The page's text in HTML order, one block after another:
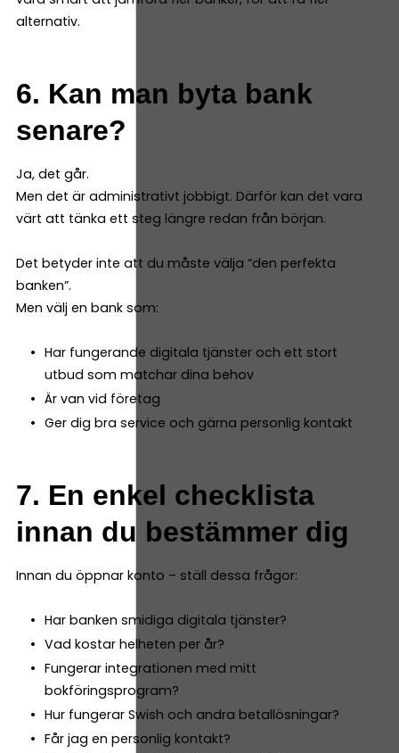
alternativ.
6. Kan man byta bank
senare?
Ja, det går.
Men det är administrativt jobbigt. Därför kan det vara
värt att tänka ett steg längre redan från början.
Det betyder inte att du måste välja “den perfekta
banken”.
Men välj en bank som:
Har fungerande digitala tjänster och ett stort
utbud som matchar dina behov
Är van vid företag
Ger dig bra service och gärna personlig kontakt
7. En enkel checklista
innan du bestämmer dig
Innan du öppnar konto – ställ dessa frågor:
Har banken smidiga digitala tjänster?
Vad kostar helheten per år?
Fungerar integrationen med mitt
bokföringsprogram?
Hur fungerar Swish och andra betallösningar?
Får jag en personlig kontakt?